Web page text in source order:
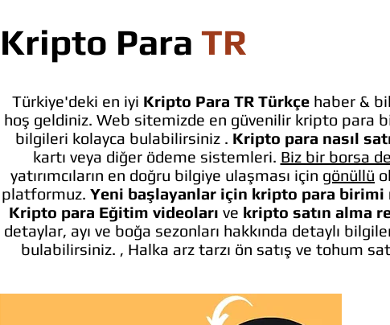
Kripto Para TR
Türkiye'deki en iyi Kripto Para TR Türkçe haber &
hoş geldiniz. Web sitemizde en güvenilir kripto para
bilgileri kolayca bulabilirsiniz . Kripto para nasıl
kartı veya diğer ödeme sistemleri. Biz bir borsa
yatırımcıların en doğru bilgiye ulaşması için gönüllü
platformuz. Yeni başlayanlar için kripto para birimi
Kripto para Eğitim videoları ve kripto satın alma
detaylar, ayı ve boğa sezonları hakkında detaylı
bulabilirsiniz. , Halka arz tarzı ön satış ve tohum